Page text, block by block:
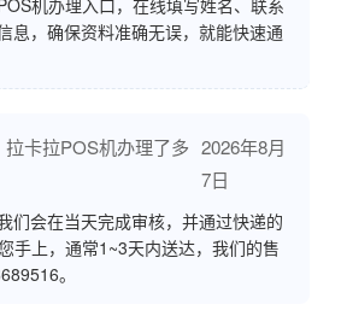
机办理入口，在线填写姓名、联系
息，确保资料准确无误，就能快速通
卡拉POS机办理了多 2026年8月
7日
们会在当天完成审核，并通过快递的
手上，通常1~3天内送达，我们的售
。